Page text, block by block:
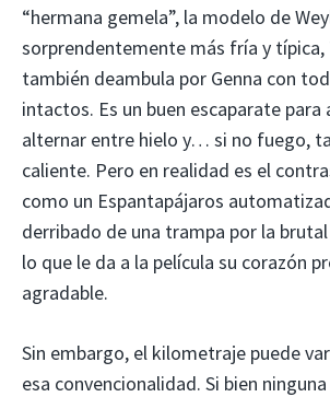
“hermana gemela”, la modelo de
sorprendentemente más fría y típica,
también deambula por Genna con
intactos. Es un buen escaparate para
alternar entre hielo y… si no fuego,
caliente. Pero en realidad es el
como un Espantapájaros
derribado de una trampa por la
lo que le da a la película su corazón
agradable.
Sin embargo, el kilometraje puede
esa convencionalidad. Si bien